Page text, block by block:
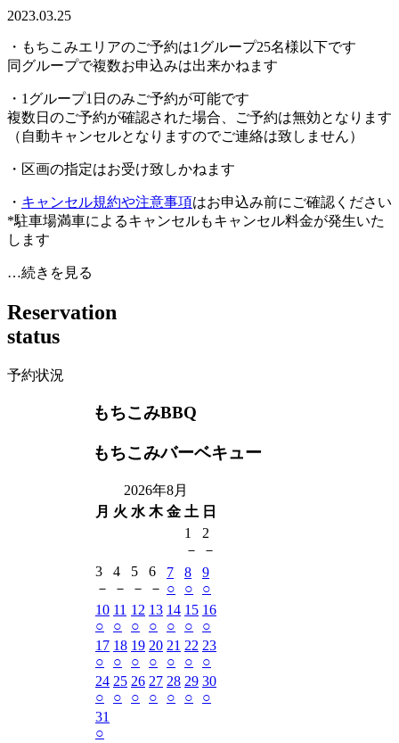
2023.03.25
・もちこみエリアのご予約は1グループ25名様以下です
同グループで複数お申込みは出来かねます
・1グループ1日のみご予約が可能です
複数日のご予約が確認された場合、ご予約は無効となります
（自動キャンセルとなりますのでご連絡は致しません）
・区画の指定はお受け致しかねます
・ キャンセル規約や注意事項はお申込み前にご確認ください
*駐車場満車によるキャンセルもキャンセル料金が発生いた
します
…続きを見る
Reservation
status
予約状況
もちこみBBQ
もちこみバーベキュー
2026年8月
月 火 水 木 金 土 日
1
－
2
－
3
－
4
－
5
－
6
－
7
○
8
○
9
○
10
○
11
○
12
○
13
○
14
○
15
○
16
○
17
○
18
○
19
○
20
○
21
○
22
○
23
○
24
○
25
○
26
○
27
○
28
○
29
○
30
○
31
○